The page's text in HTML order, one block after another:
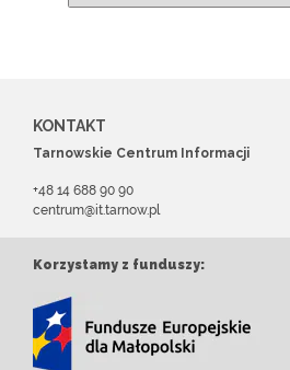
KONTAKT
Tarnowskie Centrum Informacji
+48 14 688 90 90
centrum@it.tarnow.pl
Korzystamy z funduszy: